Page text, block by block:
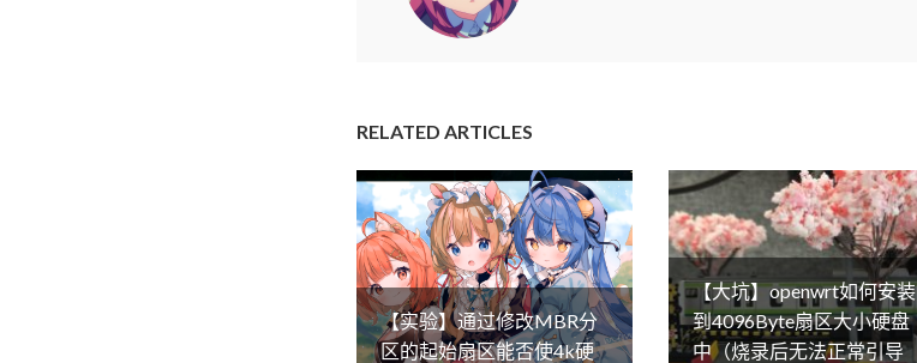
RELATED ARTICLES
【实验】通过修改MBR分
区的起始扇区能否使4k硬
【大坑】openwrt如何安装
到4096Byte扇区大小硬盘
中（烧录后无法正常引导